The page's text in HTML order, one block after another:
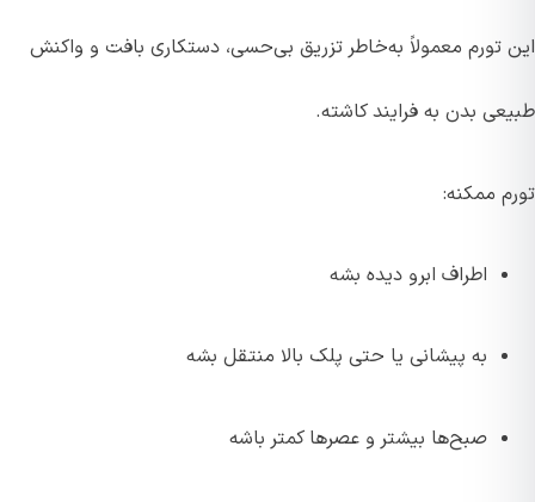
این تورم معمولاً به‌خاطر تزریق بی‌حسی، دستکاری بافت و واکنش
طبیعی بدن به فرایند کاشته.
تورم ممکنه:
اطراف ابرو دیده بشه
به پیشانی یا حتی پلک بالا منتقل بشه
صبح‌ها بیشتر و عصرها کمتر باشه